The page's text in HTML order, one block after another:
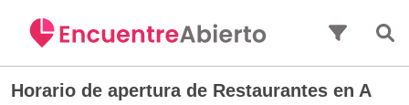
Horario de apertura de Restaurantes en A